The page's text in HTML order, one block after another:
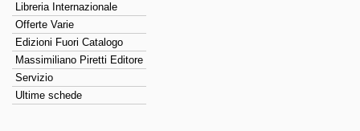
Libreria Internazionale
Offerte Varie
Edizioni Fuori Catalogo
Massimiliano Piretti Editore
Servizio
Ultime schede